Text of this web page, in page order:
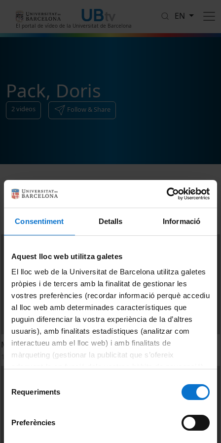
Consentiment Detalls Informació
Aquest lloc web utilitza galetes
El lloc web de la Universitat de Barcelona utilitza galetes
pròpies i de tercers amb la finalitat de gestionar les
vostres preferències (recordar informació perquè accediu
al lloc web amb determinades característiques que
puguin diferenciar la vostra experiència de la d’altres
usuaris), amb finalitats estadístiques (analitzar com
interactueu amb el lloc web) i amb finalitats de
màrqueting (gestionar la publicitat que s’ofereix
consultar laPolítica de galetes del lloc web de la
Requeriments
Preferències
El portal de vídeo de la Universitat de Barcelona
EN
Pack, Doris
2videos Follow & Share
Sort
Modelos de retribución de la creación
1 December, 2011